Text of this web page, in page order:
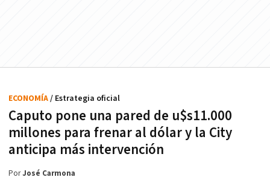
Caputo pone una pared de u$s11.000
millones para frenar al dólar y la City
anticipa más intervención
ECONOMÍA/ Estrategia oficial
PorJosé Carmona